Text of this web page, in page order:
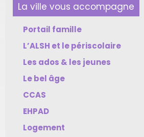
La ville vous accompagne
Portail famille
L’ALSH et le périscolaire
Les ados & les jeunes
Le bel âge
CCAS
EHPAD
Logement